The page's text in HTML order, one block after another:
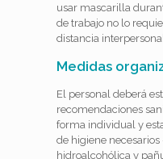
usar mascarilla
de trabajo no lo
distancia interpersonal.
Medidas
El personal deberá
recomendaciones
forma individual y
de higiene
hidroalcohólica y